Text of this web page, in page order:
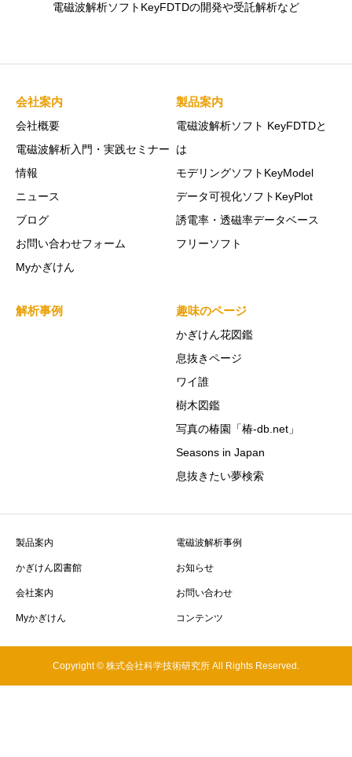
電磁波解析ソフトKeyFDTDの開発や受託解析など
会社案内
会社概要
電磁波解析入門・実践セミナー
情報
ニュース
ブログ
お問い合わせフォーム
Myかぎけん
製品案内
電磁波解析ソフト KeyFDTDと
は
モデリングソフトKeyModel
データ可視化ソフトKeyPlot
誘電率・透磁率データベース
フリーソフト
解析事例 趣味のページ
かぎけん花図鑑
息抜きページ
ワイ誰
樹木図鑑
写真の椿園「椿-db.net」
Seasons in Japan
息抜きたい夢検索
製品案内 電磁波解析事例
かぎけん図書館 お知らせ
会社案内 お問い合わせ
Myかぎけん コンテンツ
Copyright © 株式会社科学技術研究所 All Rights Reserved.